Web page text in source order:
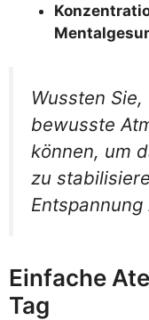
Wussten
bewusste
können, um
zu
Einfache
Tag